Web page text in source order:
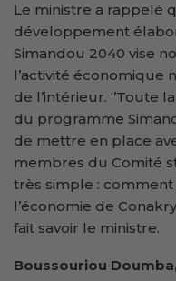
Le ministre a rappelé
développement
Simandou 2040 vise
l’activité économique
de l’intérieur.
du programme
de mettre en place
membres du Comité
très simple :
l’économie de
fait savoir le ministre.
Boussouriou